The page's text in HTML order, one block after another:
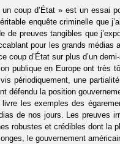
coup d’État » est un essai
enquête criminelle que
de preuves tangibles que
pour les grands
coup d’État sur plus d’un demi-
publique en Europe ont très
périodiquement, une
défendu la position
livre les exemples des
de nos jours. Les preuves
robustes et crédibles dont la
le gouvernement